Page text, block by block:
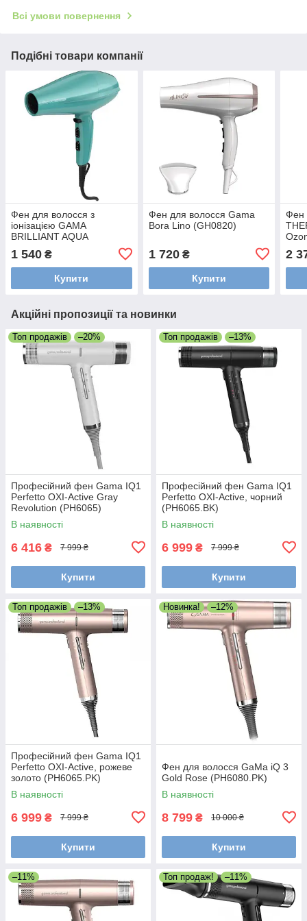
Всі умови повернення
Подібні товари компанії
Фен для волосся з
іонізацією GAMA
BRILLIANT AQUA
1 540 ₴
Купити
Фен для волосся Gama
Bora Lino (GH0820)
1 720₴
Купити
Фен
2
Акційні пропозиції та новинки
Топ продажів –20%
Професійний фен Gama IQ1
Perfetto OXI-Active Gray
Revolution (PH6065)
В наявності
6 416 ₴ 7 999 ₴
Купити
Топ продажів –13%
Професійний фен Gama IQ1
Perfetto OXI-Active, чорний
(PH6065.BK)
В наявності
6 999 ₴ 7 999 ₴
Купити
Топ продажів –13%
Професійний фен Gama IQ1
Perfetto OXI-Active, рожеве
золото (PH6065.PK)
В наявності
6 999 ₴ 7 999 ₴
Купити
Новинка! –12%
Фен для волосся GaMa iQ 3
Gold Rose (PH6080.PK)
В наявності
8 799 ₴ 10 000 ₴
Купити
–11% Топ продаж! –11%